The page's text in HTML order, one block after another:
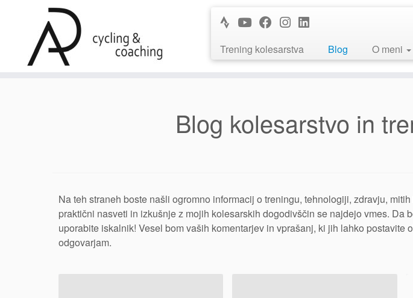
Trening kolesarstva Blog O meni
Blog kolesarstvo in
Na teh straneh boste našli ogromno informacij o treningu, tehnologiji, zdravju,
praktični nasveti in izkušnje z mojih kolesarskih dogodivščin se najdejo vmes. Da
uporabite iskalnik! Vesel bom vaših komentarjev in vprašanj, ki jih lahko postavite
odgovarjam.